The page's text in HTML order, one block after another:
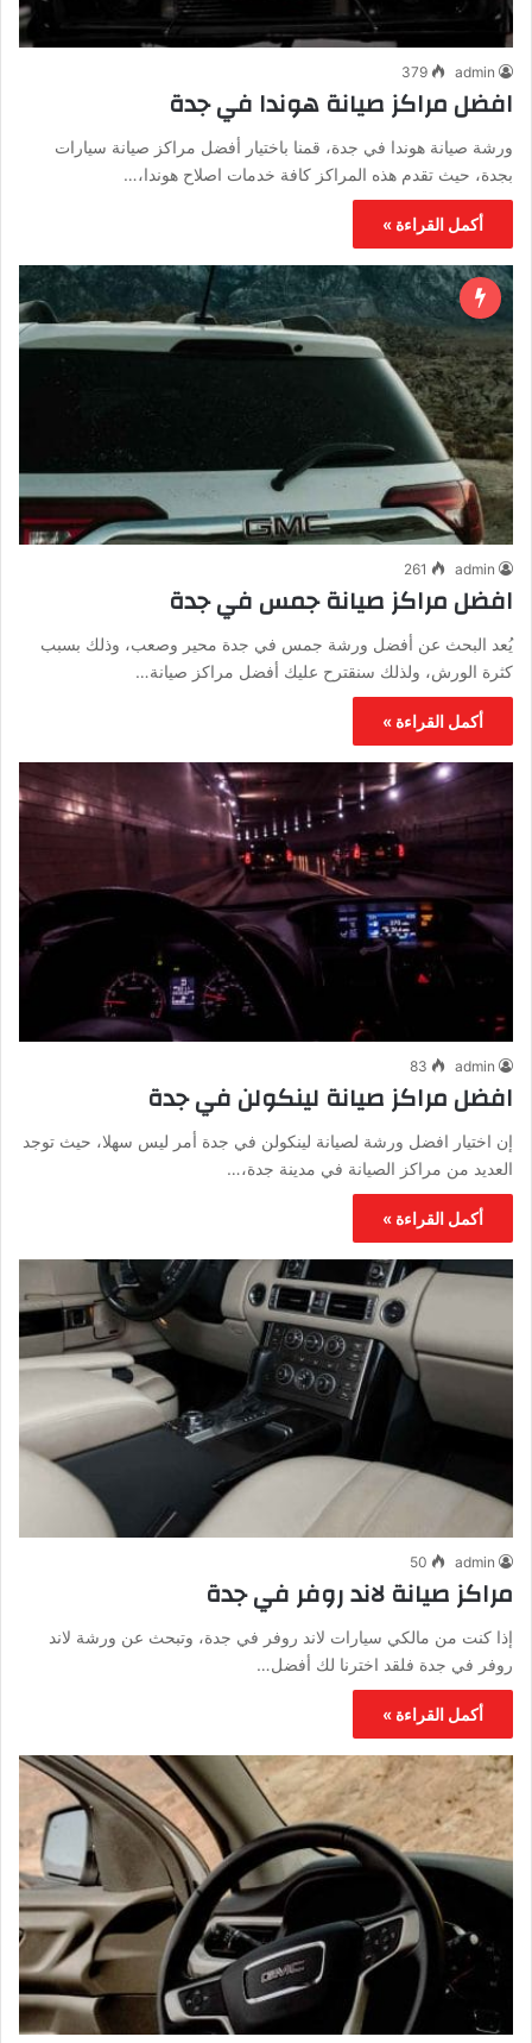
admin
379
افضل مراكز صيانة هوندا في جدة
ورشة صيانة هوندا في جدة، قمنا باختيار أفضل مراكز صيانة سيارات
بجدة، حيث تقدم هذه المراكز كافة خدمات اصلاح هوندا،…
أكمل القراءة »
admin
261
افضل مراكز صيانة جمس في جدة
يُعد البحث عن أفضل ورشة جمس في جدة محير وصعب، وذلك بسبب
كثرة الورش، ولذلك سنقترح عليك أفضل مراكز صيانة…
أكمل القراءة »
admin
83
افضل مراكز صيانة لينكولن في جدة
إن اختيار افضل ورشة لصيانة لينكولن في جدة أمر ليس سهلا، حيث توجد
العديد من مراكز الصيانة في مدينة جدة،…
أكمل القراءة »
admin
50
مراكز صيانة لاند روفر في جدة
إذا كنت من مالكي سيارات لاند روفر في جدة، وتبحث عن ورشة لاند
روفر في جدة فلقد اخترنا لك أفضل…
أكمل القراءة »